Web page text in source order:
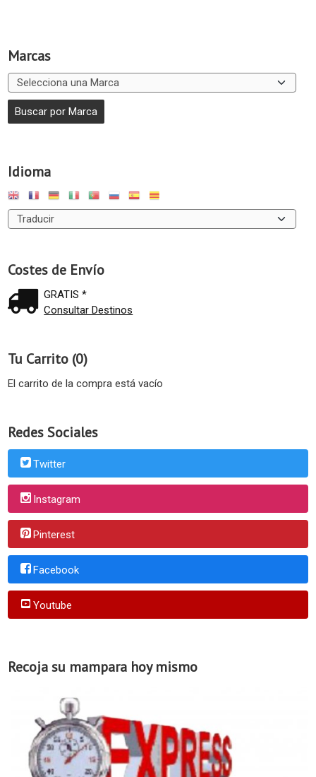
Marcas
Idioma
Costes de Envío
GRATIS *
Consultar Destinos
Tu Carrito (0)
El carrito de la compra está vacío
Redes Sociales
Twitter
Instagram
Pinterest
Facebook
Youtube
Recoja su mampara hoy mismo